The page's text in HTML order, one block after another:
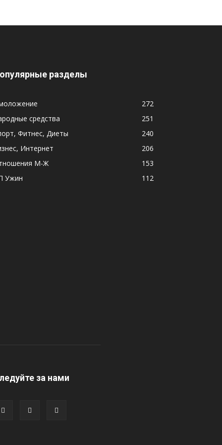
разделы
272
средства
251
Фитнес, Диеты
240
Интернет
206
М-Ж
153
Ужин
112
за нами